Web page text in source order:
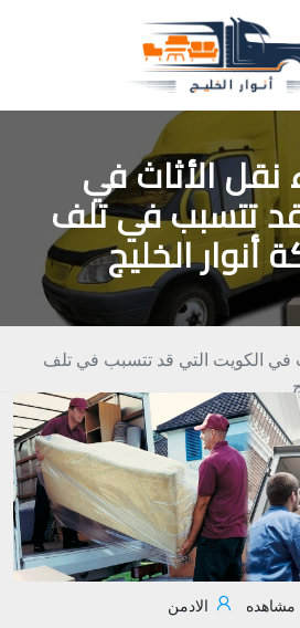
نقل الأثاث في
تتسبب في تلف
الخليج
في الكويت التي قد تتسبب في تلف
الادمن